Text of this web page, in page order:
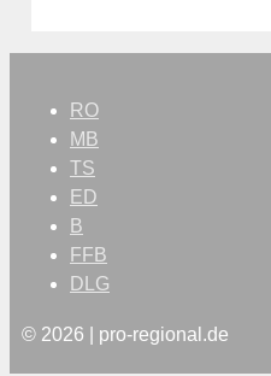
RO
MB
TS
ED
B
FFB
DLG
© 2026 | pro-regional.de